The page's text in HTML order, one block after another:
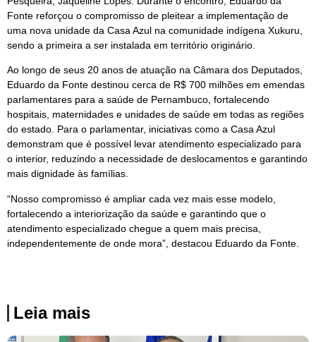
Fonte reforçou o compromisso de pleitear a implementação de
uma nova unidade da Casa Azul na comunidade indígena Xukuru,
sendo a primeira a ser instalada em território originário.
Ao longo de seus 20 anos de atuação na Câmara dos Deputados,
Eduardo da Fonte destinou cerca de R$ 700 milhões em emendas
parlamentares para a saúde de Pernambuco, fortalecendo
hospitais, maternidades e unidades de saúde em todas as regiões
do estado. Para o parlamentar, iniciativas como a Casa Azul
demonstram que é possível levar atendimento especializado para
o interior, reduzindo a necessidade de deslocamentos e garantindo
mais dignidade às famílias.
“Nosso compromisso é ampliar cada vez mais esse modelo,
fortalecendo a interiorização da saúde e garantindo que o
atendimento especializado chegue a quem mais precisa,
independentemente de onde mora”, destacou Eduardo da Fonte.
Leia mais